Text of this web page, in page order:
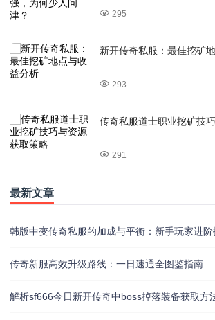
295
新开传奇私服：最佳挖矿
293
传奇私服道士职业挖矿技
291
最新文章
韩版中变传奇私服的加成与平衡：新手玩家进阶
传奇新服高效升级路线：一日速通全图鉴指南
解析sf666今日新开传奇中boss掉落装备获取方